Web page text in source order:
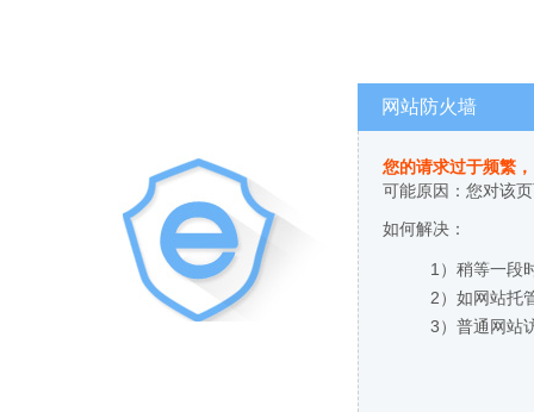
网站防火墙
您的请求过于频繁
可能原因：您对该
如何解决：
1）稍等一段
2）如网站托
3）普通网站